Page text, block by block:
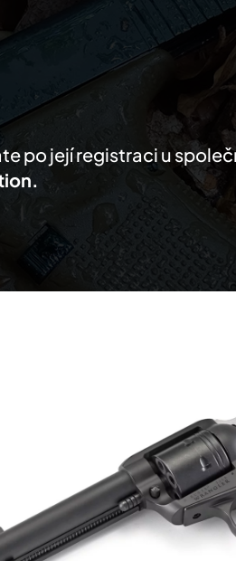
KONTAKTY MŮJ SEZNAM
po její registraci u